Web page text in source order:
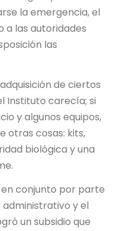
la emergencia, el
a las autoridades
las
de ciertos
Instituto carecía; si
y algunos equipos,
otras cosas: kits,
biológica y una
conjunto por parte
y el
un subsidio que